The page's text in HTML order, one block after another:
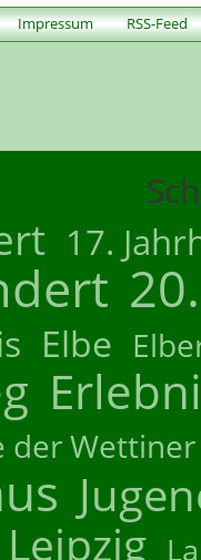
Impressum RSS-Feed
17.
Elbe
der Wettiner